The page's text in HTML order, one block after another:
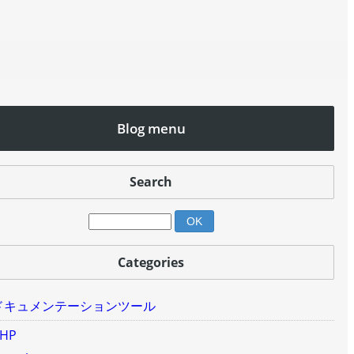
Blog menu
Search
Categories
キュメンテーションツール